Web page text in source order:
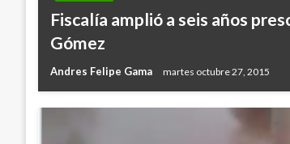
Fiscalía amplió a seis años
Gómez
Andres Felipe Gama martes octubre 27, 2015